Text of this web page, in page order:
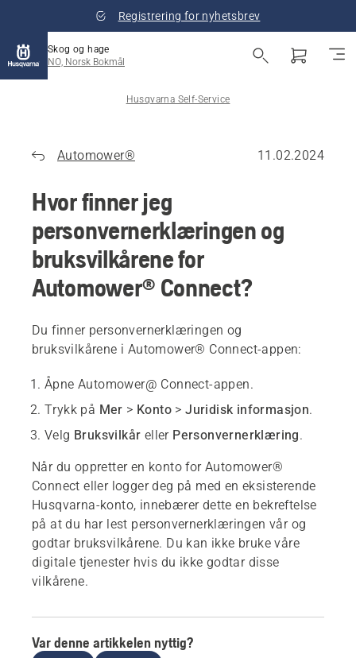
Registrering for nyhetsbrev
Skog og hage
NO, Norsk Bokmål
Husqvarna Self-Service
Automower® 11.02.2024
Hvor finner jeg
personvernerklæringen og
bruksvilkårene for
Automower® Connect?
Du finner personvernerklæringen og
bruksvilkårene i Automower® Connect-appen:
Åpne Automower@ Connect-appen.
Trykk på Mer > Konto >Juridisk informasjon.
Velg Bruksvilkår eller Personvernerklæring.
Når du oppretter en konto for Automower®
Connect eller logger deg på med en eksisterende
Husqvarna-konto, innebærer dette en bekreftelse
på at du har lest personvernerklæringen vår og
godtar bruksvilkårene. Du kan ikke bruke våre
digitale tjenester hvis du ikke godtar disse
vilkårene.
Var denne artikkelen nyttig?